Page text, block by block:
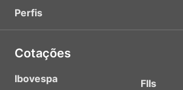
Perfis
Cotações
Ibovespa
FIIs